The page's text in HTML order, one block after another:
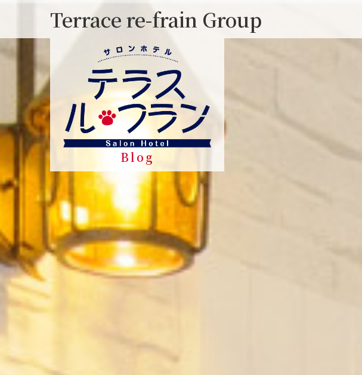
content
Terrace re-frain Group
Blog